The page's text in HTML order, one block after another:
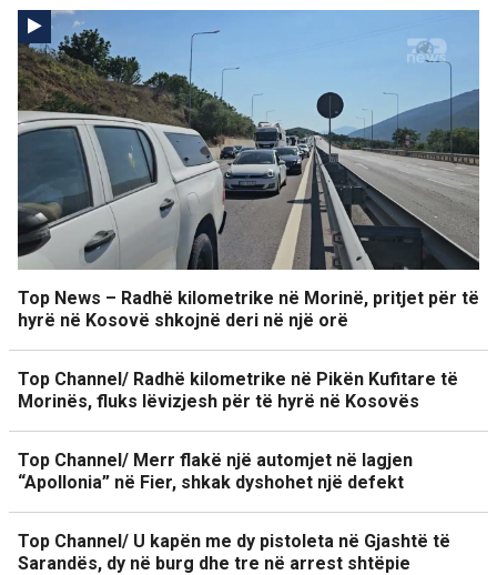
Top News – Radhë kilometrike në Morinë, pritjet për të
hyrë në Kosovë shkojnë deri në një orë
Top Channel/ Radhë kilometrike në Pikën Kufitare të
Morinës, fluks lëvizjesh për të hyrë në Kosovës
Top Channel/ Merr flakë një automjet në lagjen
“Apollonia” në Fier, shkak dyshohet një defekt
Top Channel/ U kapën me dy pistoleta në Gjashtë të
Sarandës, dy në burg dhe tre në arrest shtëpie